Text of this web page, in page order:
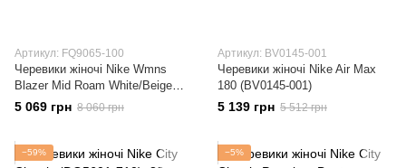
Артикул: FQ9065-100
Черевики жіночі Nike Wmns
Blazer Mid Roam White/Beige
(FQ9065-100)
5 069 грн 8 060 грн
Артикул: BV0145-001
Черевики жіночі Nike Air Max
180 (BV0145-001)
5 139 грн 5 512 грн
−59% −5%